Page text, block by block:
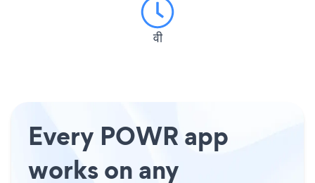
वी
Every POWR app
works on any